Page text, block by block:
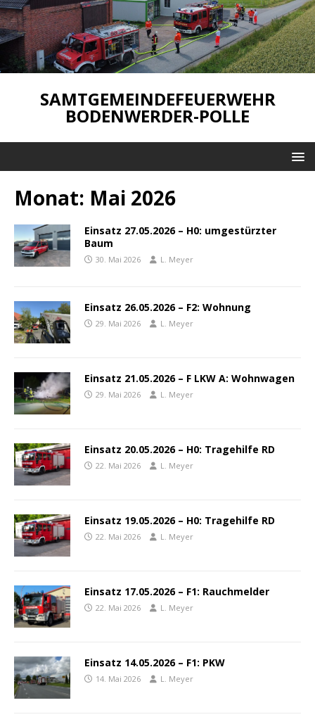
SAMTGEMEINDEFEUERWEHR
BODENWERDER-POLLE
Monat: Mai 2026
Einsatz 27.05.2026 – H0: umgestürzter
Baum
30. Mai 2026 L. Meyer
Einsatz 26.05.2026 – F2: Wohnung
29. Mai 2026 L. Meyer
Einsatz 21.05.2026 – F LKW A: Wohnwagen
29. Mai 2026 L. Meyer
Einsatz 20.05.2026 – H0: Tragehilfe RD
22. Mai 2026 L. Meyer
Einsatz 19.05.2026 – H0: Tragehilfe RD
22. Mai 2026 L. Meyer
Einsatz 17.05.2026 – F1: Rauchmelder
22. Mai 2026 L. Meyer
Einsatz 14.05.2026 – F1: PKW
14. Mai 2026 L. Meyer